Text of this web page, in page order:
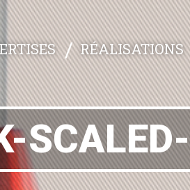
RÉALISATIONS